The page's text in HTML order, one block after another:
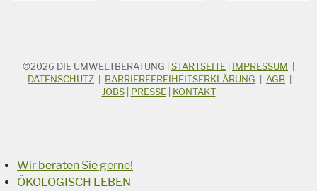
STICHWORTSUCHE
Suchbegriff
©2026 DIE UMWELTBERATUNG STARTSEITE IMPRESSUM
DATENSCHUTZ
BARRIEREFREIHEITSERKLÄRUNG AGB
JOBS| PRESSE| KONTAKT
Wir beraten Sie gerne!
ÖKOLOGISCH LEBEN